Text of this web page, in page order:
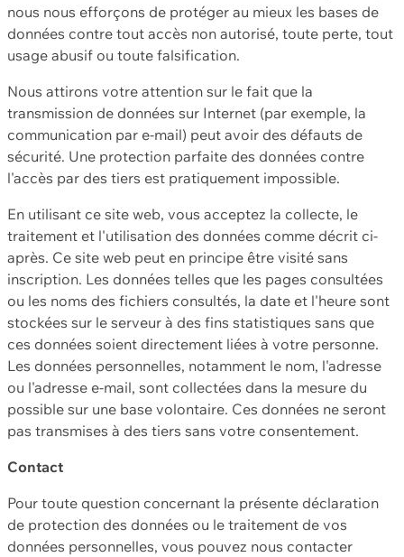
nous nous efforçons de protéger au mieux les bases de
données contre tout accès non autorisé, toute perte, tout
usage abusif ou toute falsification.
Nous attirons votre attention sur le fait que la
transmission de données sur Internet (par exemple, la
communication par e-mail) peut avoir des défauts de
sécurité. Une protection parfaite des données contre
l'accès par des tiers est pratiquement impossible.
En utilisant ce site web, vous acceptez la collecte, le
traitement et l'utilisation des données comme décrit ci-
après. Ce site web peut en principe être visité sans
inscription. Les données telles que les pages consultées
ou les noms des fichiers consultés, la date et l'heure sont
stockées sur le serveur à des fins statistiques sans que
ces données soient directement liées à votre personne.
Les données personnelles, notamment le nom, l'adresse
ou l'adresse e-mail, sont collectées dans la mesure du
possible sur une base volontaire. Ces données ne seront
pas transmises à des tiers sans votre consentement.
Contact
Pour toute question concernant la présente déclaration
de protection des données ou le traitement de vos
données personnelles, vous pouvez nous contacter